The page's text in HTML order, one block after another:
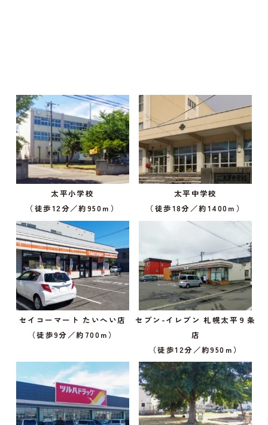
太平小学校
（徒歩12分／約950ｍ）
太平中学校
（徒歩18分／約1400ｍ）
セイコーマート たいへい店
（徒歩9分／約700ｍ）
セブン-イレブン 札幌太平９条
店
（徒歩12分／約950ｍ）